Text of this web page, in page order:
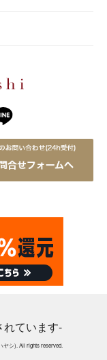
れています-
ヤシ). All rights reserved.